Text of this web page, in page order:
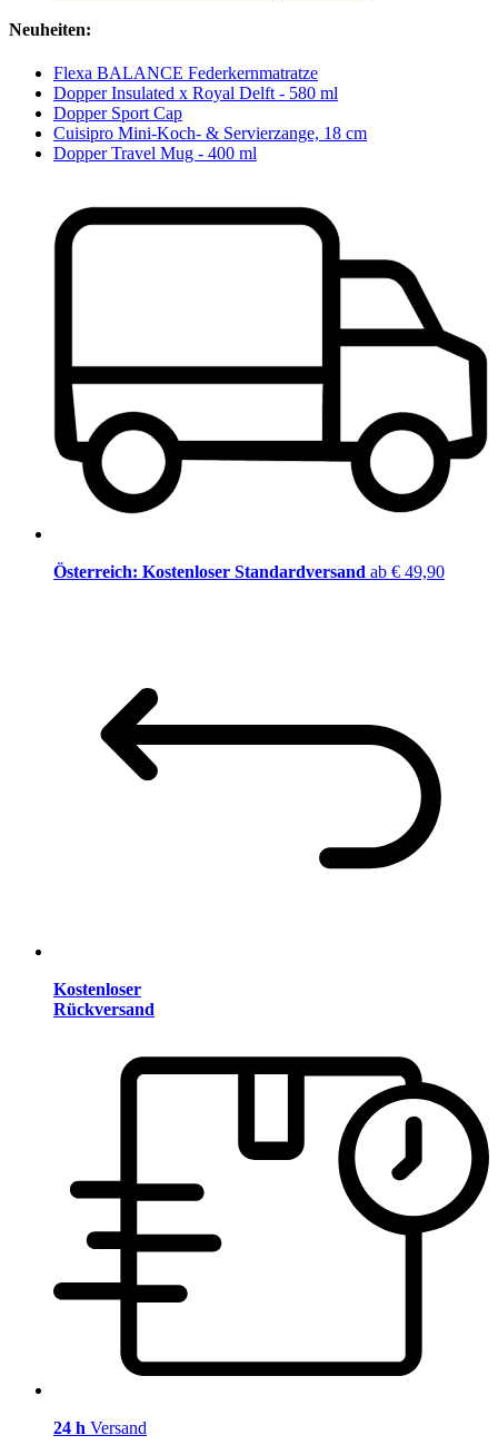
Neuheiten:
Flexa BALANCE Federkernmatratze
Dopper Insulated x Royal Delft - 580 ml
Dopper Sport Cap
Cuisipro Mini-Koch- & Servierzange, 18 cm
Dopper Travel Mug - 400 ml
Österreich: Kostenloser Standardversand ab € 49,90
Kostenloser
Rückversand
24 h Versand